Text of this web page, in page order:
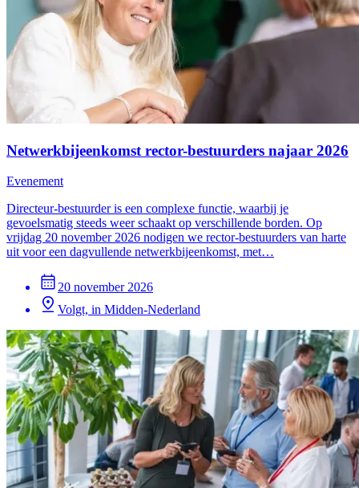
Netwerkbijeenkomst rector-bestuurders najaar 2026
Evenement
Directeur-bestuurder is een complexe functie, waarbij je
gevoelsmatig steeds weer schaakt op verschillende borden. Op
vrijdag 20 november 2026 nodigen we rector-bestuurders van harte
uit voor een dagvullende netwerkbijeenkomst, met…
20 november 2026
Volgt, in Midden-Nederland